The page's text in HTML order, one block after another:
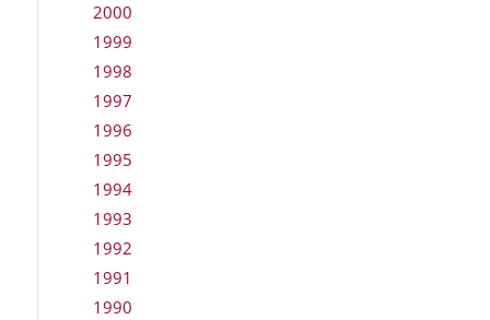
2000
1999
1998
1997
1996
1995
1994
1993
1992
1991
1990